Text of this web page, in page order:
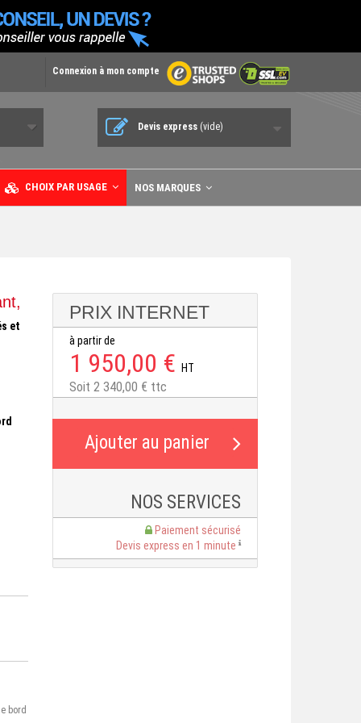
Connexion à mon compte
Devis express (vide)
CHOIX PAR USAGE NOS MARQUES
et
bord
PRIX INTERNET
à partir de
1 950,00 € HT
Soit 2 340,00 € ttc
NOS SERVICES
Paiement sécurisé
Devis express en 1 minute